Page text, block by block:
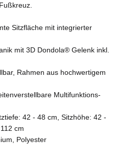
Sitzfläche mit integrierter
mit 3D Dondola® Gelenk inkl.
Rahmen aus hochwertigem
Multifunktions-
42 - 48 cm, Sitzhöhe: 42 -
cm
Polyester